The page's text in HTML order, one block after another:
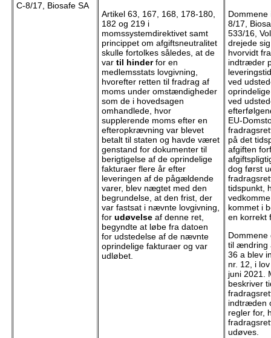
C-8/17, Biosafe SA
Artikel 63, 167, 168, 178-180,
182 og 219 i
momssystemdirektivet samt
princippet om afgiftsneutralitet
skulle fortolkes således, at de
var til hinderfor en
medlemsstats lovgivning,
hvorefter retten til fradrag af
moms under omstændigheder
som de i hovedsagen
omhandlede, hvor
supplerende moms efter en
efteropkrævning var blevet
betalt til staten og havde været
genstand for dokumenter til
berigtigelse af de oprindelige
fakturaer flere år efter
leveringen af de pågældende
varer, blev nægtet med den
begrundelse, at den frist, der
var fastsat i nævnte lovgivning,
for udøvelseaf denne ret,
begyndte at løbe fra datoen
for udstedelse af de nævnte
oprindelige fakturaer og var
udløbet.
Dommene
8/17,
533/16,
drejede
hvorvidt
indtræder
ved
ved
EU-
på det
afgiften
dog først
tidspunkt,
kommet i
en korrekt
Dommene
til ændring
36 a blev
nr. 12, i
juni 2021.
beskriver
indtræden
regler for,
udøves.